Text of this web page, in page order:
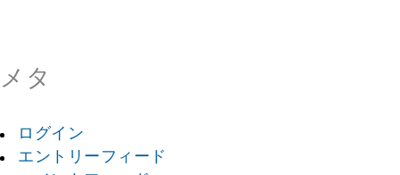
メタ
ログイン
エントリーフィード